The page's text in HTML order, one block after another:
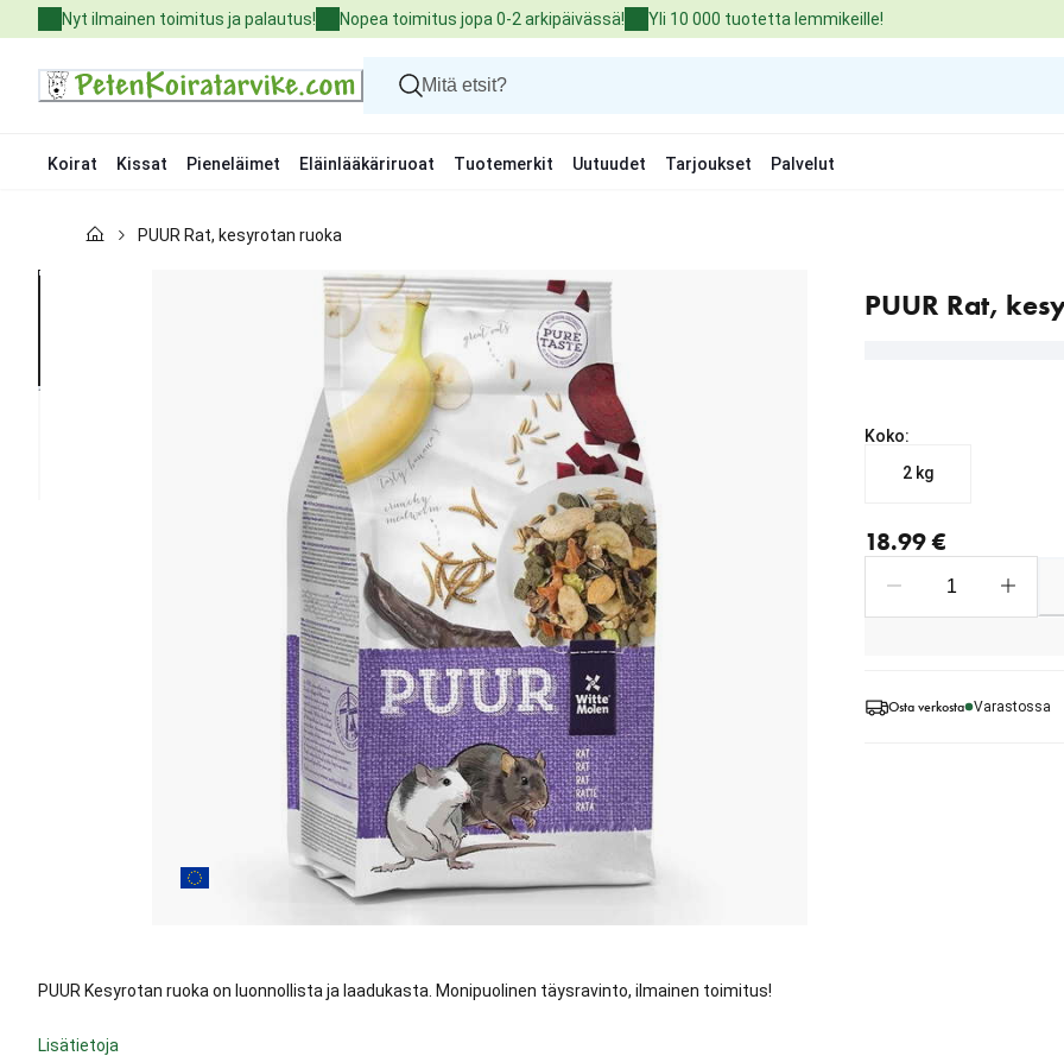
to
Nyt ilmainen toimitus ja palautus! Nopea toimitus jopa 0-2 arkipäivässä! Yli 10 000 tuotetta lemmikeille!
Koirat Kissat Pieneläimet Eläinlääkäriruoat Tuotemerkit Uutuudet Tarjoukset Palvelut
Kissat
PUUR Rat, kesyrotan ruoka
PUUR Rat,
PUUR Kesyrotan ruoka on luonnollista ja laadukasta. Monipuolinen täysravinto, ilmainen toimitus!
Lisätietoja
Koko:
2 kg
18.99 €
Osta verkosta Varastossa